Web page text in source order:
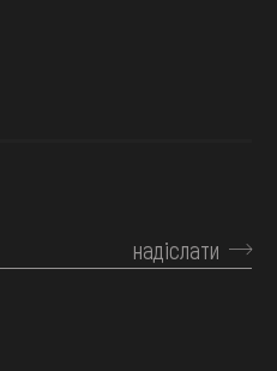
надіслати